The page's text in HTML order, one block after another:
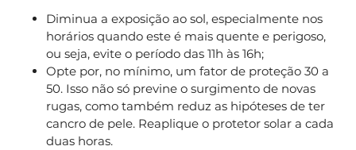
Diminua a exposição ao sol, especialmente nos
horários quando este é mais quente e perigoso,
ou seja, evite o período das 11h às 16h;
Opte por, no mínimo, um fator de proteção 30 a
50. Isso não só previne o surgimento de novas
rugas, como também reduz as hipóteses de ter
cancro de pele. Reaplique o protetor solar a cada
duas horas.